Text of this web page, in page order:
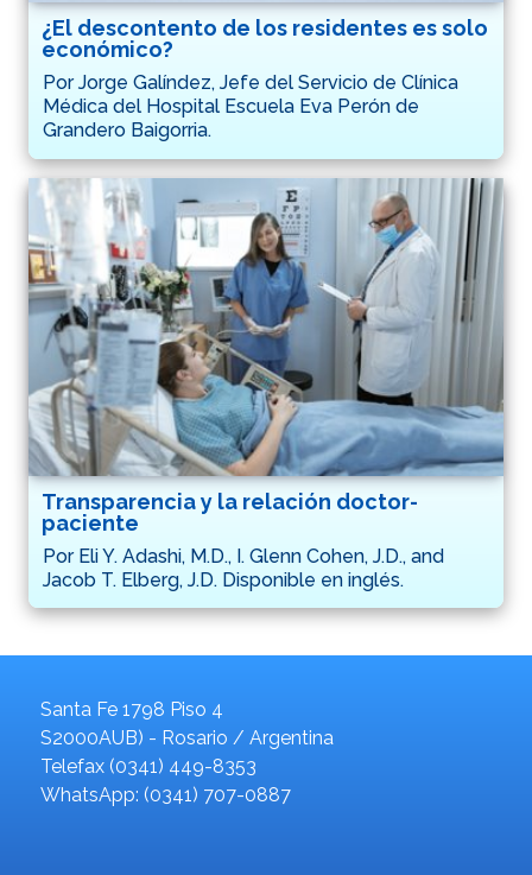
¿El descontento de los residentes es solo
económico?
Por Jorge Galíndez, Jefe del Servicio de Clínica
Médica del Hospital Escuela Eva Perón de
Grandero Baigorria.
Transparencia y la relación doctor-
paciente
Por Eli Y. Adashi, M.D., I. Glenn Cohen, J.D., and
Jacob T. Elberg, J.D. Disponible en inglés.
Santa Fe 1798 Piso 4
S2000AUB) - Rosario / Argentina
Telefax (0341) 449-8353
WhatsApp: (0341) 707-0887